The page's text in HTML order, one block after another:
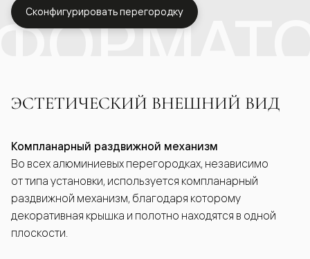
Сконфигурировать перегородку
ЭСТЕТИЧЕСКИЙ ВНЕШНИЙ ВИД
Компланарный раздвижной механизм
Во всех алюминиевых перегородках, независимо
от типа установки, используется компланарный
раздвижной механизм, благодаря которому
декоративная крышка и полотно находятся в одной
плоскости.